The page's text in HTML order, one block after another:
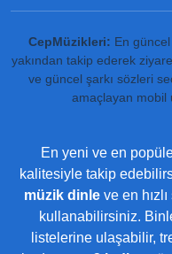
CepMüzikleri: En
yakından takip ederek
ve güncel şarkı sözleri
amaçlayan mobil
En yeni ve en
kalitesiyle takip
müzik dinleve en
kullanabilirsiniz.
listelerine ulaşabilir,